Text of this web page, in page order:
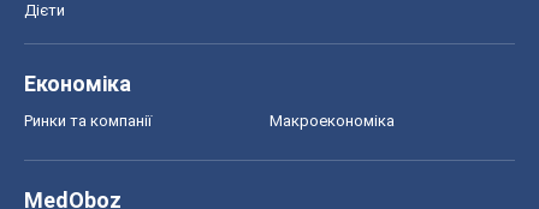
Дієти
Економіка
Ринки та компанії Макроекономіка
MedOboz